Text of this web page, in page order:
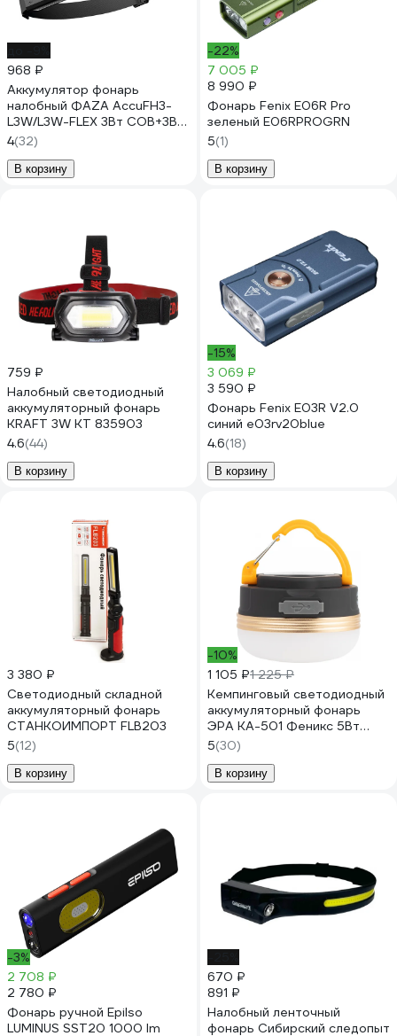
968 ₽
Аккумулятор фонарь
налобный ФАZА AccuFH3-
L3W/L3W-FLEX 3Вт COB+3Вт
XPE 1200мАч с функцией
управления жестами 5
режимов 5044937
4(32)
В корзину
-22%
7 005 ₽
8 990 ₽
Фонарь Fenix E06R Pro
зеленый E06RPROGRN
5(1)
В корзину
759 ₽
Налобный светодиодный
аккумуляторный фонарь
KRAFT 3W KT 835903
4.6(44)
В корзину
-15%
3 069 ₽
3 590 ₽
Фонарь Fenix E03R V2.0
синий e03rv20blue
4.6(18)
В корзину
3 380 ₽
Светодиодный складной
аккумуляторный фонарь
СТАНКОИМПОРТ FLB203
5(12)
В корзину
-10%
1 105 ₽1 225 ₽
Кемпинговый светодиодный
аккумуляторный фонарь
ЭРА KA-501 Феникс 5Вт
1200мАч, Б0054032
5(30)
В корзину
-3%
2 708 ₽
2 780 ₽
Фонарь ручной Epilso
LUMINUS SST20 1000 lm
670 ₽
891 ₽
Налобный ленточный
фонарь Сибирский следопыт